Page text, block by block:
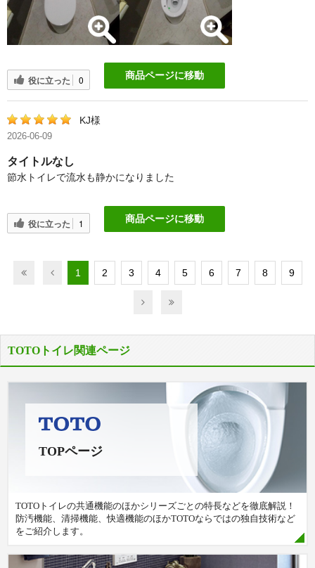
役に立った 0 商品ページに移動
KJ様
2026-06-09
タイトルなし
節水トイレで流水も静かになりました
役に立った 1 商品ページに移動
1 2 3 4 5 6 7 8 9
TOTOトイレ関連ページ
TOPページ
TOTOトイレの共通機能のほかシリーズごとの特長などを徹底解説！
防汚機能、清掃機能、快適機能のほかTOTOならではの独自技術など
をご紹介します。